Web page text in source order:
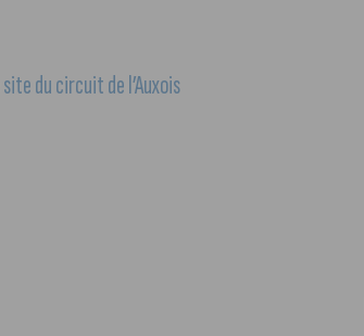
site du circuit de l’Auxois